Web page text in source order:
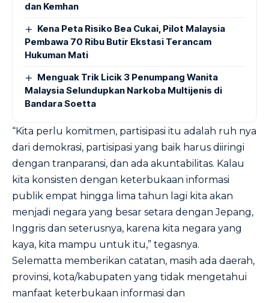
dan Kemhan
Kena Peta Risiko Bea Cukai, Pilot Malaysia
Pembawa 70 Ribu Butir Ekstasi Terancam
Hukuman Mati
Menguak Trik Licik 3 Penumpang Wanita
Malaysia Selundupkan Narkoba Multijenis di
Bandara Soetta
“Kita perlu komitmen, partisipasi itu adalah ruh nya
dari demokrasi, partisipasi yang baik harus diiringi
dengan tranparansi, dan ada akuntabilitas. Kalau
kita konsisten dengan keterbukaan informasi
publik empat hingga lima tahun lagi kita akan
menjadi negara yang besar setara dengan Jepang,
Inggris dan seterusnya, karena kita negara yang
kaya, kita mampu untuk itu,” tegasnya.
Selematta memberikan catatan, masih ada daerah,
provinsi, kota/kabupaten yang tidak mengetahui
manfaat keterbukaan informasi dan